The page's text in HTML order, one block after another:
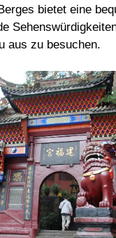
bietet eine
aus zu besuchen.